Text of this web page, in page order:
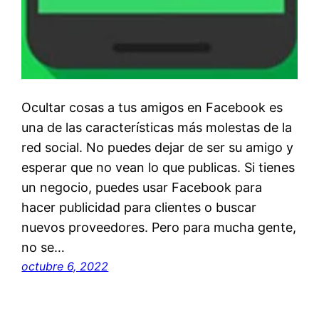
Ocultar cosas a tus amigos en Facebook es
una de las características más molestas de la
red social. No puedes dejar de ser su amigo y
esperar que no vean lo que publicas. Si tienes
un negocio, puedes usar Facebook para
hacer publicidad para clientes o buscar
nuevos proveedores. Pero para mucha gente,
no se…
octubre 6, 2022